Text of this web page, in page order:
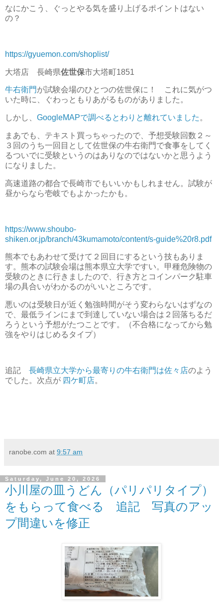
なにかこう、ぐっとやる気を盛り上げるポイントはない
の？
https://gyuemon.com/shoplist/
大塔店 長崎県佐世保市大塔町1851
牛右衛門が試験会場のひとつの佐世保に！ これに気がつ
いた時に、ぐわっともりあがるものがありました。
しかし、 GoogleMAPで調べるとわりと離れていました 。
まあでも、テキスト買っちゃったので、予想受験回数２～
３回のうち一回目として佐世保の牛右衛門で食事をしてく
るついでに受験というのはありなのではないかと思うよう
になりました。
高速道路の都合で長崎市でもいいかもしれません。試験が
昼からなら壱岐でもよかったかも。
https://www.shoubo-
shiken.or.jp/branch/43kumamoto/content/s-guide%20r8.pdf
熊本でもあわせて受けて２回目にするという技もありま
す。熊本の試験会場は熊本県立大学ですい。甲種危険物の
受験のときに行きましたので、行き方とコインパーク駐車
場の具合いがわかるのがいいところです。
悪いのは受験日が近く勉強時間がそう変わらないはずなの
で、最低ラインにまで到達していない場合は２回落ちるだ
ろうという予想がたつことです。（不合格になってから勉
強をやりはじめるタイプ）
追記 長崎県立大学から最寄りの牛右衛門は佐々店のよう
でした。次点が 四ケ町店。
ranobe.com at 9:57 am
Saturday, June 20, 2026
小川屋の皿うどん（パリパリタイプ）
をもらって食べる 追記 写真のアッ
プ間違いを修正